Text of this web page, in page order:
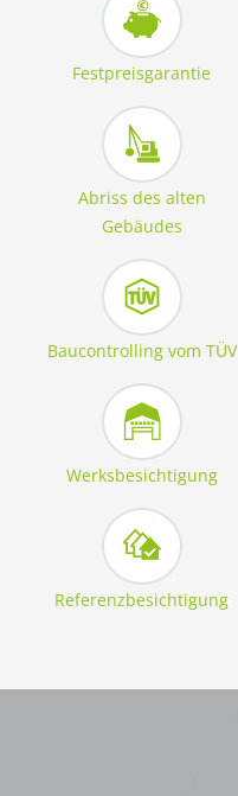
Festpreisgarantie
Abriss des alten
Gebäudes
Baucontrolling vom TÜV
Werksbesichtigung
Referenzbesichtigung